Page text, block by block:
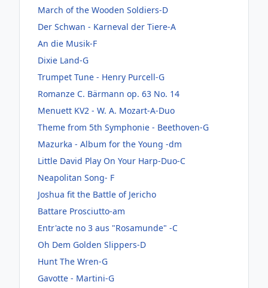
March of the Wooden Soldiers-D
Der Schwan - Karneval der Tiere-A
An die Musik-F
Dixie Land-G
Trumpet Tune - Henry Purcell-G
Romanze C. Bärmann op. 63 No. 14
Menuett KV2 - W. A. Mozart-A-Duo
Theme from 5th Symphonie - Beethoven-G
Mazurka - Album for the Young -dm
Little David Play On Your Harp-Duo-C
Neapolitan Song- F
Joshua fit the Battle of Jericho
Battare Prosciutto-am
Entr'acte no 3 aus "Rosamunde" -C
Oh Dem Golden Slippers-D
Hunt The Wren-G
Gavotte - Martini-G